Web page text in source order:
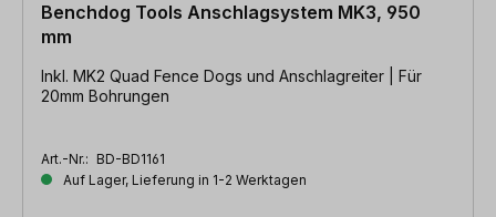
Benchdog Tools Anschlagsystem MK3, 950
mm
Inkl. MK2 Quad Fence Dogs und Anschlagreiter | Für
20mm Bohrungen
Art.-Nr.: BD-BD1161
Auf Lager, Lieferung in 1-2 Werktagen